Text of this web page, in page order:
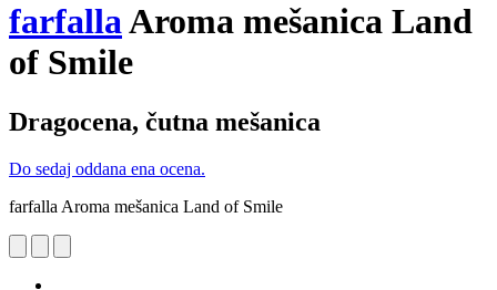
farfallaAroma mešanica Land
of Smile
Dragocena, čutna mešanica
Do sedaj oddana ena ocena.
farfalla Aroma mešanica Land of Smile